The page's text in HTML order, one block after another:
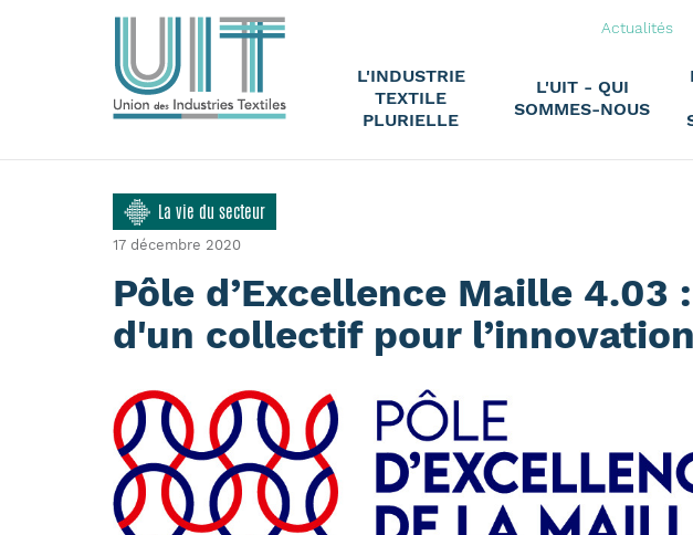
Actualités
L'INDUSTRIE
TEXTILE
PLURIELLE
L'UIT - QUI
SOMMES-NOUS
La vie du secteur
17 décembre 2020
Pôle d’Excellence Maille 4.03
d'un collectif pour